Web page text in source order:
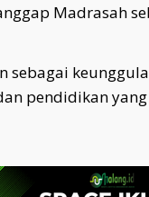
Madrasah
sebagai
pendidikan